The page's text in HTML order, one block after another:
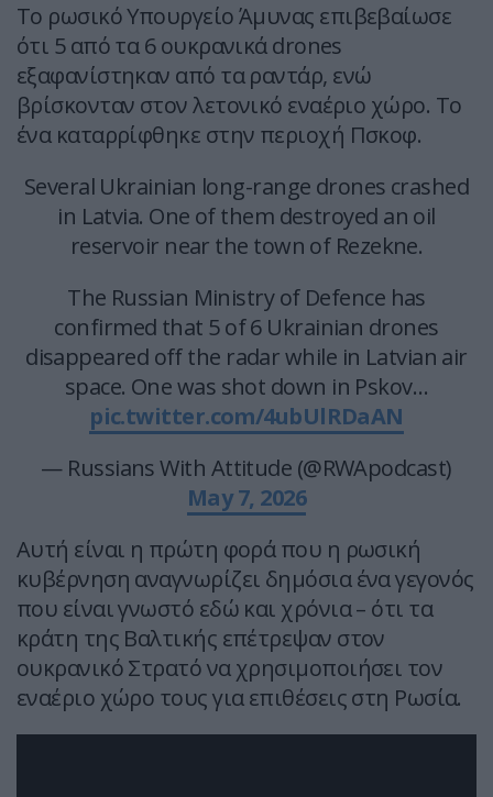
Το ρωσικό Υπουργείο Άμυνας επιβεβαίωσε
ότι 5 από τα 6 ουκρανικά drones
εξαφανίστηκαν από τα ραντάρ, ενώ
βρίσκονταν στον λετονικό εναέριο χώρο. Το
ένα καταρρίφθηκε στην περιοχή Πσκοφ.
Several Ukrainian long-range drones crashed
in Latvia. One of them destroyed an oil
reservoir near the town of Rezekne.
The Russian Ministry of Defence has
confirmed that 5 of 6 Ukrainian drones
disappeared off the radar while in Latvian air
space. One was shot down in Pskov…
pic.twitter.com/4ubUlRDaAN
— Russians With Attitude (@RWApodcast)
May 7, 2026
Αυτή είναι η πρώτη φορά που η ρωσική
κυβέρνηση αναγνωρίζει δημόσια ένα γεγονός
που είναι γνωστό εδώ και χρόνια – ότι τα
κράτη της Βαλτικής επέτρεψαν στον
ουκρανικό Στρατό να χρησιμοποιήσει τον
εναέριο χώρο τους για επιθέσεις στη Ρωσία.